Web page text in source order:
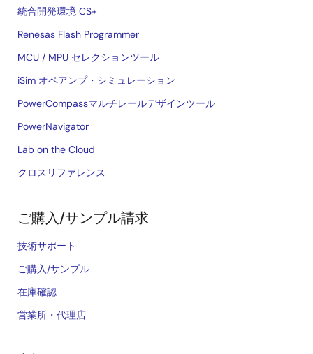
統合開発環境 CS+
Renesas Flash Programmer
MCU / MPU セレクションツール
iSim オペアンプ・シミュレーション
PowerCompassマルチレールデザインツール
PowerNavigator
Lab on the Cloud
クロスリファレンス
ご購入/サンプル請求
技術サポート
ご購入/サンプル
在庫確認
営業所・代理店